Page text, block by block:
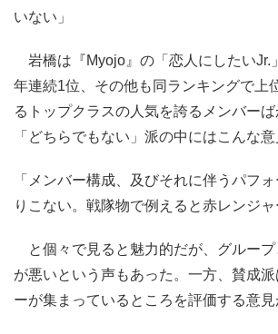
いない」
岩橋は『Myojo』の「恋人にしたいJr.
年連続1位、その他も同ランキングで上
るトップクラスの人気を誇るメンバーば
「どちらでもない」派の中にはこんな意
「メンバー構成、及びそれに伴うパフ
りこない。戦隊物で例えると赤レンジャ
と個々で見ると魅力的だが、グループ
が悪いという声もあった。一方、賛成
ーが集まっているところを評価する意見